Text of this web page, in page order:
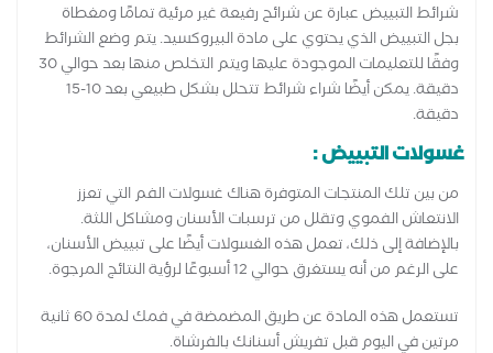
شرائط التبييض عبارة عن شرائح رفيعة غير مرئية تمامًا ومغطاة
بجل التبييض الذي يحتوي على مادة البيروكسيد. يتم وضع الشرائط
وفقًا للتعليمات الموجودة عليها ويتم التخلص منها بعد حوالي 30
دقيقة. يمكن أيضًا شراء شرائط تتحلل بشكل طبيعي بعد 10-15
دقيقة.
غسولات التبييض :
من بين تلك المنتجات المتوفرة هناك غسولات الفم التي تعزز
الانتعاش الفموي وتقلل من ترسبات الأسنان ومشاكل اللثة.
بالإضافة إلى ذلك، تعمل هذه الغسولات أيضًا على تبييض الأسنان،
على الرغم من أنه يستغرق حوالي 12 أسبوعًا لرؤية النتائج المرجوة.
تستعمل هذه المادة عن طريق المضمضة في فمك لمدة 60 ثانية
مرتين في اليوم قبل تفريش أسنانك بالفرشاة.